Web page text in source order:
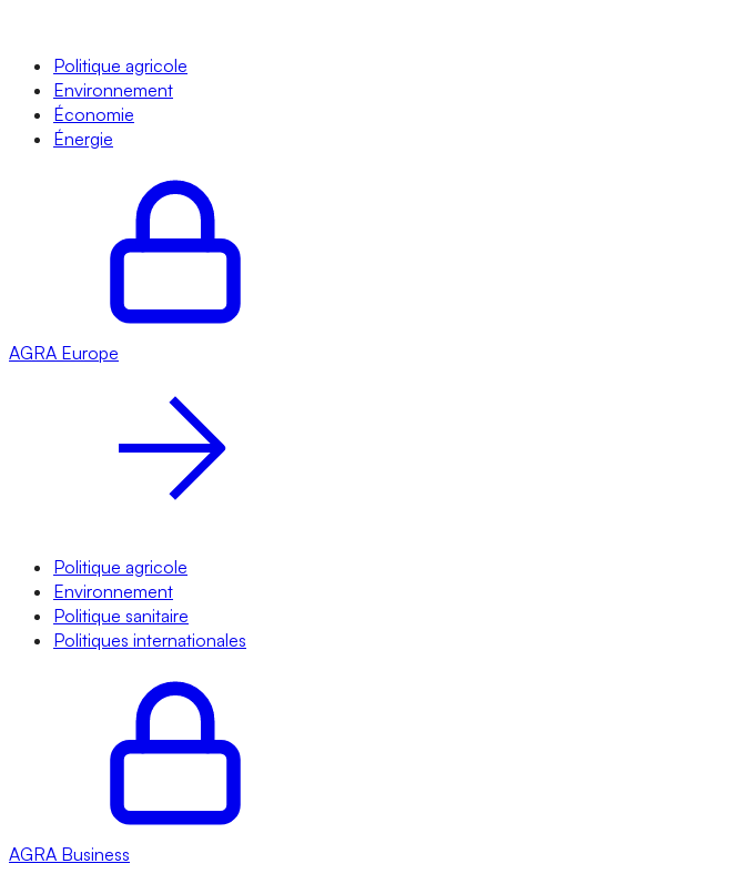
Politique agricole
Environnement
Économie
Énergie
AGRA Europe
Politique agricole
Environnement
Politique sanitaire
Politiques internationales
AGRA Business